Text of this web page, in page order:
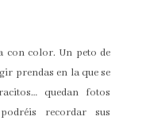
con color. Un peto de
prendas en la que se
quedan fotos
recordar sus